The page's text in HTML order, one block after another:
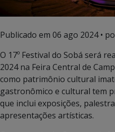
Publicado em 06 ago 2024•
O 17º Festival do Sobá será
2024 na Feira Central de
como patrimônio cultural
gastronômico e cultural tem
que inclui exposições,
apresentações artísticas.